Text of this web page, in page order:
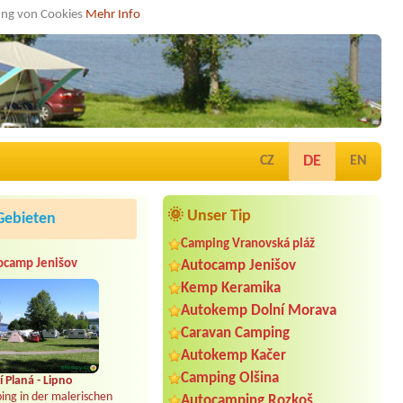
von Cookies Mehr Info
CZ DE EN
🌞 Unser Tip
Camping Vranovská pláž
Autocamp Jenišov
Kemp Keramika
Autokemp Dolní Morava
Caravan Camping
Autokemp Kačer
Camping Olšina
Jenišov
Planá - Lipno
in der malerischen